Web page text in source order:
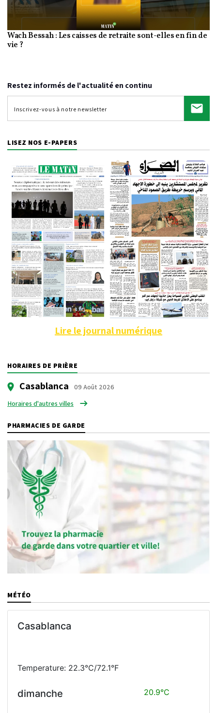
Video
Wach Bessah : Les caisses de retraite sont-elles en fin de
vie ?
Restez informés de l'actualité en continu
LISEZ NOS E-PAPERS
Lire le journal numérique
HORAIRES DE PRIÈRE
Casablanca
09 Août 2026
Horaires d'autres villes
PHARMACIES DE GARDE
MÉTÉO
Casablanca
Temperature: 22.3°C/72.1°F
dimanche 20.9°C